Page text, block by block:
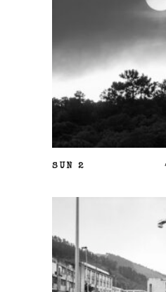
SUN 2